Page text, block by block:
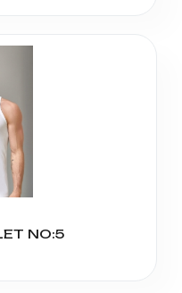
NO:5